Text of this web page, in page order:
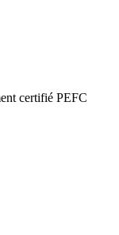
certifié PEFC